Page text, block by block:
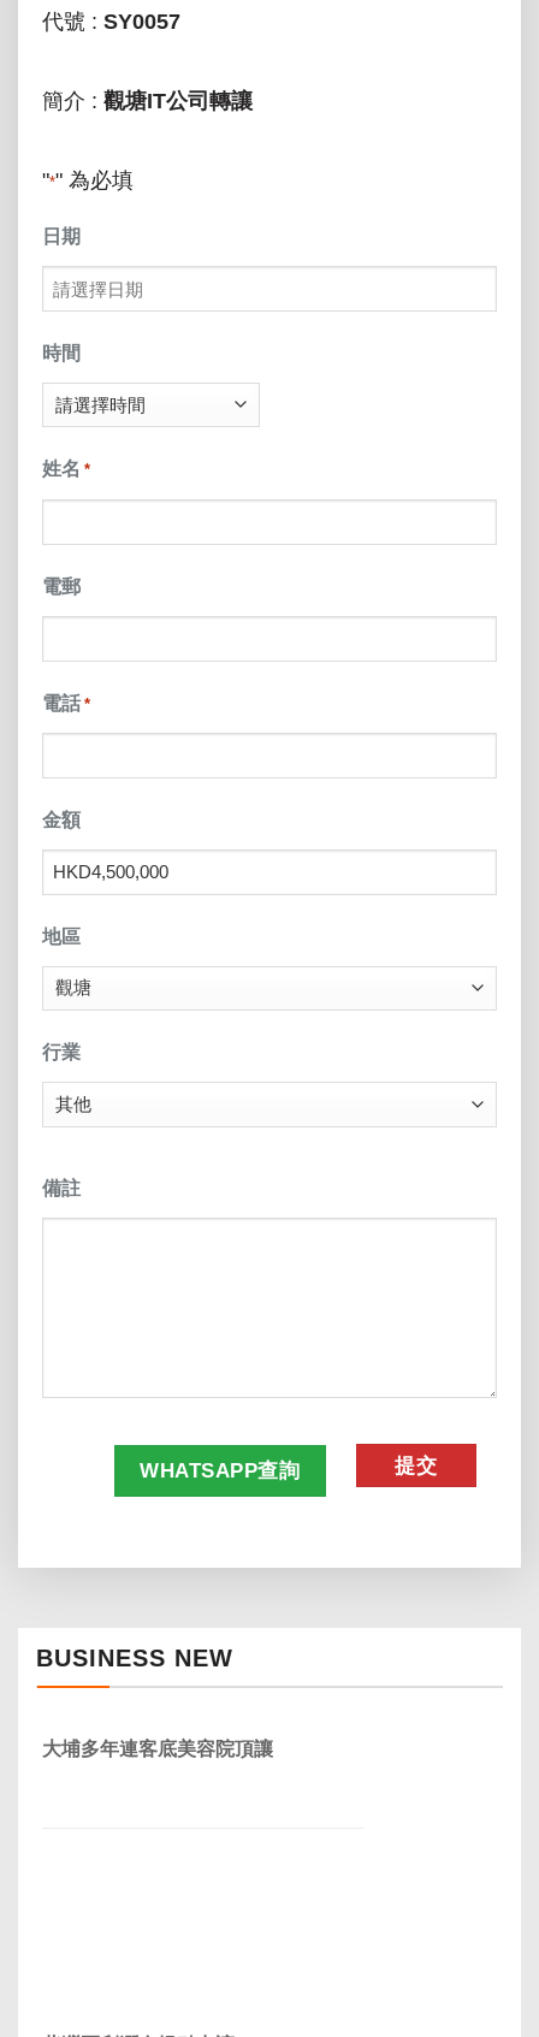
代號 : SY0057
簡介 : 觀塘IT公司轉讓
"*" 為必填
日期
MM
slash
DD
YYYY
時間
姓名 *
電郵
電話 *
金額
地區
行業
備註
WHATSAPP查詢
BUSINESS NEW
大埔多年連客底美容院頂讓